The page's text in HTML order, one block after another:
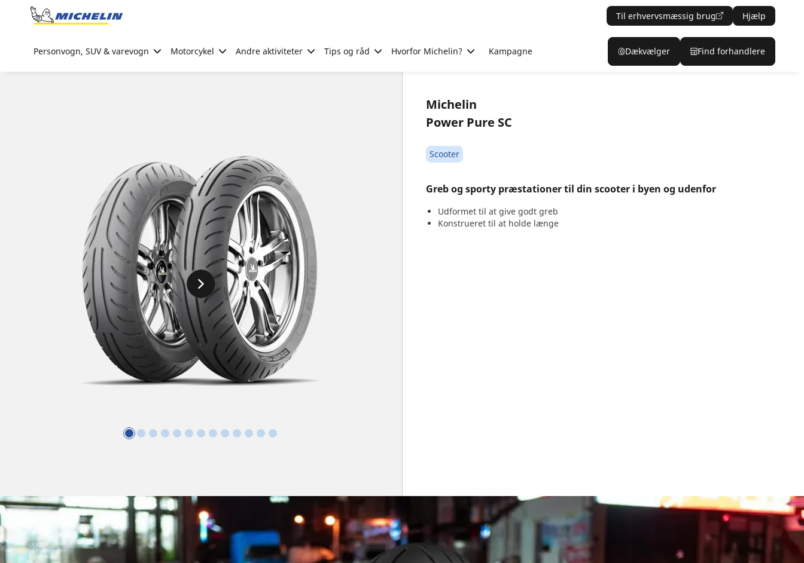
Go to page content
Til erhvervsmæssig brug Hjælp
Personvogn, SUV & varevogn Motorcykel Andre aktiviteter Tips og råd Hvorfor Michelin? Kampagne Dækvælger Find forhandlere
Michelin
Power Pure SC
Scooter
Greb og sporty præstationer til din scooter i byen og udenfor
Udformet til at give godt greb
Konstrueret til at holde længe